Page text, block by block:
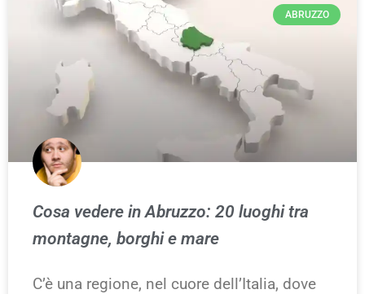
ABRUZZO
Cosa vedere in Abruzzo: 20 luoghi tra
montagne, borghi e mare
C’è una regione, nel cuore dell’Italia, dove